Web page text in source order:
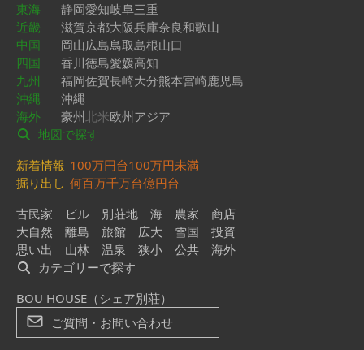
東海
静岡愛知岐阜三重
近畿
滋賀京都大阪兵庫奈良和歌山
中国
岡山広島鳥取島根山口
四国
香川徳島愛媛高知
九州
福岡佐賀長崎大分熊本宮崎鹿児島
沖縄
沖縄
海外
豪州北米欧州アジア
地図で探す
新着情報 100万円台100万円未満
掘り出し 何百万千万台億円台
古民家
ビル 別荘地 海 農家
商店
大自然
離島 旅館 広大 雪国
投資
思い出
山林 温泉 狭小 公共
海外
カテゴリーで探す
BOU HOUSE（シェア別荘）
ご質問・お問い合わせ